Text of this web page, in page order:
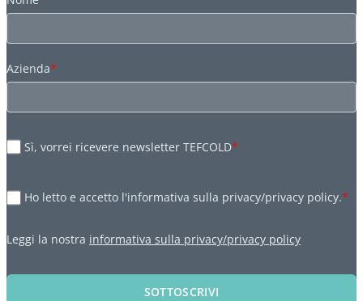
Azienda*
Sì, vorrei ricevere newsletter TEFCOLD*
Ho letto e accetto l'informativa sulla privacy/privacy policy.*
Leggi la nostra informativa sulla privacy/privacy policy
SOTTOSCRIVI